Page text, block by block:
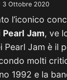
3 Ottobre 2020
l’iconico
Pearl Jam, ve
Pearl Jam è il
molti
1992 e la